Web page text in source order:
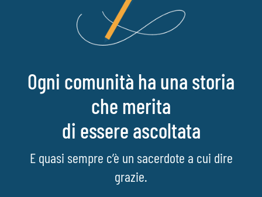
Ogni comunità ha una storia
che merita
di essere ascoltata
E quasi sempre c’è un sacerdote a cui dire
grazie.